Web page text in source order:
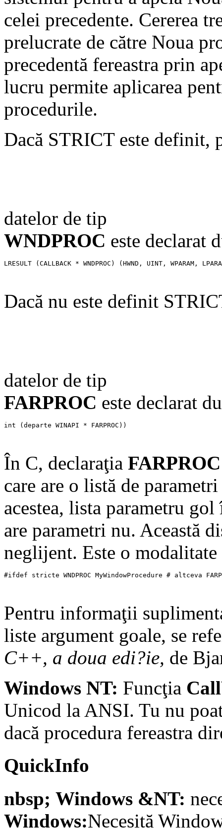
celei precedente. Cererea
prelucrate de către Noua
precedentă fereastra prin
lucru permite aplicarea
procedurile.
Dacă STRICT este definit,
datelor de tip
WNDPROC este declarat
LRESULT (CALLBACK * WNDPROC) (HWND, UINT, WPARAM,
Dacă nu este definit
datelor de tip
FARPROC este declarat
int (departe WINAPI * FARPROC))
În C, declaraţia FARPROC
care are o listă de
acestea, lista parametru
are parametri nu. Această
neglijent. Este o modalitate
#ifdef stricte WNDPROC MyWindowProcedure # altceva
Pentru informaţii
liste argument goale, se
C++, a doua edi?ie, de
Windows NT: Funcţia
Unicod la ANSI. Tu nu
dacă procedura fereastra
QuickInfo
nbsp; Windows &NT:
Windows:Necesită